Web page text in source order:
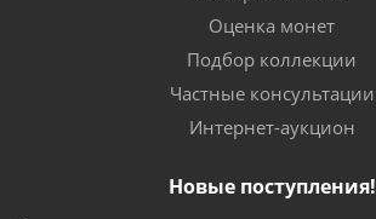
Оценка монет
Подбор коллекции
Частные консультации
Интернет-аукцион
Новые поступления!